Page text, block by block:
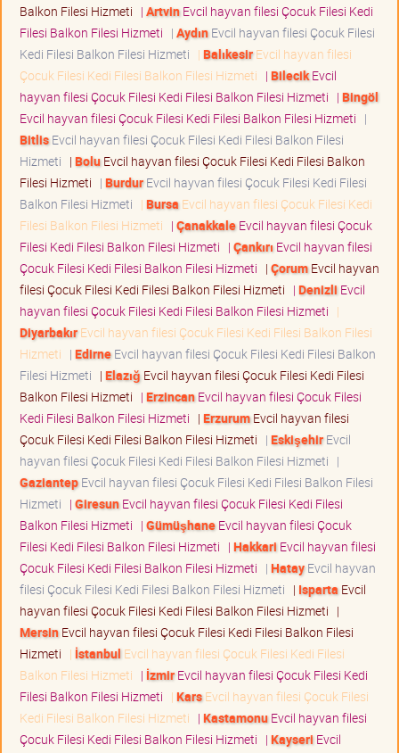
Balkon Filesi Hizmeti | ArtvinEvcil hayvan filesi Çocuk Filesi Kedi
Filesi Balkon Filesi Hizmeti | AydınEvcil hayvan filesi Çocuk Filesi
Kedi Filesi Balkon Filesi Hizmeti | BalıkesirEvcil hayvan filesi
Çocuk Filesi Kedi Filesi Balkon Filesi Hizmeti | BilecikEvcil
hayvan filesi Çocuk Filesi Kedi Filesi Balkon Filesi Hizmeti | Bingöl
Evcil hayvan filesi Çocuk Filesi Kedi Filesi Balkon Filesi Hizmeti |
BitlisEvcil hayvan filesi Çocuk Filesi Kedi Filesi Balkon Filesi
Hizmeti | BoluEvcil hayvan filesi Çocuk Filesi Kedi Filesi Balkon
Filesi Hizmeti | BurdurEvcil hayvan filesi Çocuk Filesi Kedi Filesi
Balkon Filesi Hizmeti | Bursa Evcil hayvan filesi Çocuk Filesi Kedi
Filesi Balkon Filesi Hizmeti | ÇanakkaleEvcil hayvan filesi Çocuk
Filesi Kedi Filesi Balkon Filesi Hizmeti | Çankırı Evcil hayvan filesi
Çocuk Filesi Kedi Filesi Balkon Filesi Hizmeti | ÇorumEvcil hayvan
filesi Çocuk Filesi Kedi Filesi Balkon Filesi Hizmeti | Denizli Evcil
hayvan filesi Çocuk Filesi Kedi Filesi Balkon Filesi Hizmeti |
DiyarbakırEvcil hayvan filesi Çocuk Filesi Kedi Filesi Balkon Filesi
Hizmeti | EdirneEvcil hayvan filesi Çocuk Filesi Kedi Filesi Balkon
Filesi Hizmeti | Elazığ Evcil hayvan filesi Çocuk Filesi Kedi Filesi
Balkon Filesi Hizmeti | ErzincanEvcil hayvan filesi Çocuk Filesi
Kedi Filesi Balkon Filesi Hizmeti | ErzurumEvcil hayvan filesi
Çocuk Filesi Kedi Filesi Balkon Filesi Hizmeti | EskişehirEvcil
hayvan filesi Çocuk Filesi Kedi Filesi Balkon Filesi Hizmeti |
GaziantepEvcil hayvan filesi Çocuk Filesi Kedi Filesi Balkon Filesi
Hizmeti | GiresunEvcil hayvan filesi Çocuk Filesi Kedi Filesi
Balkon Filesi Hizmeti | GümüşhaneEvcil hayvan filesi Çocuk
Filesi Kedi Filesi Balkon Filesi Hizmeti | Hakkari Evcil hayvan filesi
Çocuk Filesi Kedi Filesi Balkon Filesi Hizmeti | HatayEvcil hayvan
filesi Çocuk Filesi Kedi Filesi Balkon Filesi Hizmeti | Isparta Evcil
hayvan filesi Çocuk Filesi Kedi Filesi Balkon Filesi Hizmeti |
MersinEvcil hayvan filesi Çocuk Filesi Kedi Filesi Balkon Filesi
Hizmeti | İstanbul Evcil hayvan filesi Çocuk Filesi Kedi Filesi
Balkon Filesi Hizmeti | İzmirEvcil hayvan filesi Çocuk Filesi Kedi
Filesi Balkon Filesi Hizmeti | KarsEvcil hayvan filesi Çocuk Filesi
Kedi Filesi Balkon Filesi Hizmeti | KastamonuEvcil hayvan filesi
Çocuk Filesi Kedi Filesi Balkon Filesi Hizmeti | Kayseri Evcil